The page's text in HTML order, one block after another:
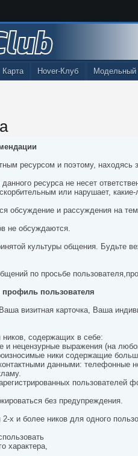
Карта Hover-Клуб Модельный
ресурсом и поэтому,
ресурса не несет
или нарушает,
обсуждение и рассуждения на
не обсуждаются.
культуры общения. Будьте
по просьбе
пользователя
визитная карточка, Ваша
ников, содержащих в себе:
и нецензурные выражения (на
ники содержащие
данными: телефонные
пользователей
без предупреждения.
х и более ников для одного
характера,